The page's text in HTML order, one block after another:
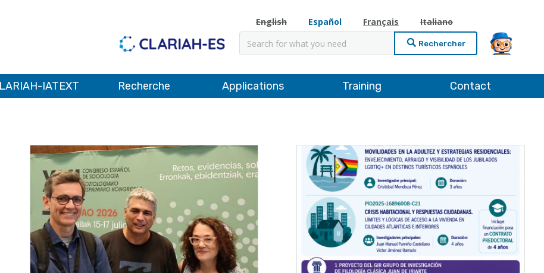
English Español Français
Italiano
Rechercher
IATEXT Recherche Applications Training Contact